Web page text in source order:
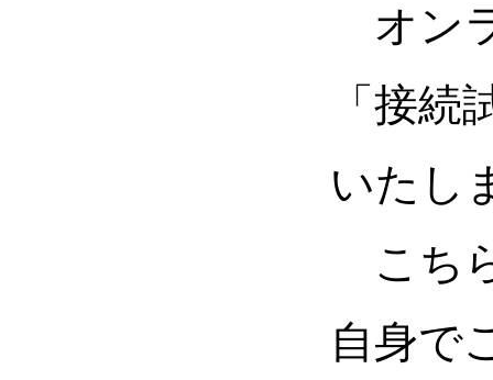
オン
「接
いたし
こち
自身で